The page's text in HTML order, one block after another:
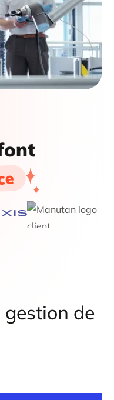
gestion de